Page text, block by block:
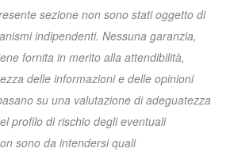
sezione non sono stati oggetto di
indipendenti. Nessuna garanzia,
fornita in merito alla attendibilità,
delle informazioni e delle opinioni
su una valutazione di adeguatezza
profilo di rischio degli eventuali
sono da intendersi quali